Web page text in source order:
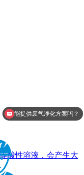
酸性溶液，会产生大
能提供废气净化方案吗？